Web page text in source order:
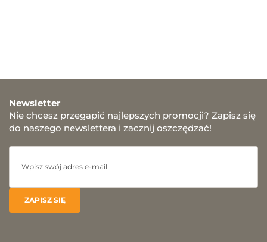
Newsletter
Nie chcesz przegapić najlepszych promocji? Zapisz się
do naszego newslettera i zacznij oszczędzać!